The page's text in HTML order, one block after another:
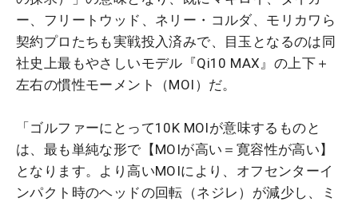
ー、フリートウッド、ネリー・コルダ、モリカワら
契約プロたちも実戦投入済みで、目玉となるのは同
社史上最もやさしいモデル『Qi10 MAX』の上下＋
左右の慣性モーメント（MOI）だ。
「ゴルファーにとって10K MOIが意味するものと
は、最も単純な形で【MOIが高い＝寛容性が高い】
となります。より高いMOIにより、オフセンターイ
ンパクト時のヘッドの回転（ネジレ）が減少し、ミ